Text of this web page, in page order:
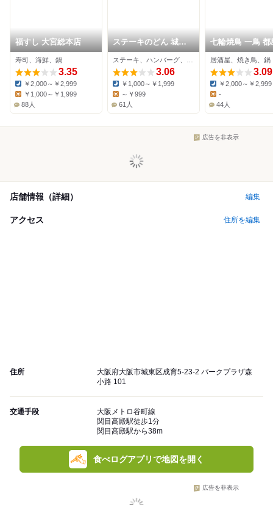
福すし 大宮総本店
寿司、海鮮、鍋
3.35
Dinner:
￥2,000～￥2,999
Lunch:
￥1,000～￥1,999
88人
ステーキのどん 城東
古市店
3.06
Dinner:
￥1,000～￥1,999
Lunch:
～￥999
61人
七輪焼鳥 一鳥 都
居酒屋、焼き鳥、鍋
3.09
Dinner:
￥2,000～￥2,999
Lunch:
-
44人
広告を非表示
店舗情報（詳細） 編集
アクセス 住所を編集
住所
大阪府大阪市城東区成育5-23-2 パークプラザ森
小路 101
交通手段
大阪メトロ谷町線
関目高殿駅徒歩1分
関目高殿駅から38m
食べログアプリで地図を開く
広告を非表示